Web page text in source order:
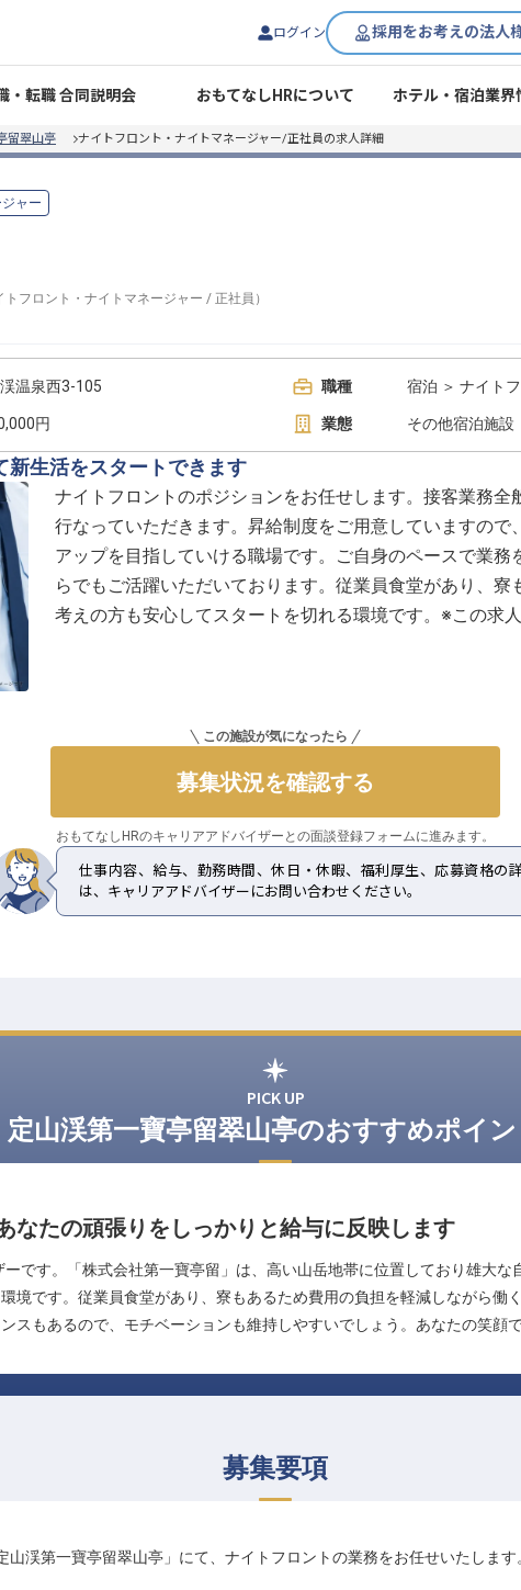
ログイン 採用をお考えの法人
・転職 合同説明会 おもてなしHRについて ホテル・宿泊業界
留翠山亭 ナイトフロント・ナイトマネージャー/正社員の求人詳細
ャー
トフロント・ナイトマネージャー / 正社員 ）
温泉西3-105 職種 宿泊 ＞ ナイト
円 業態 その他宿泊施設
新生活をスタートできます
ナイトフロントのポジションをお任せします。接客業務
行なっていただきます。昇給制度をご用意していますの
アップを目指していける職場です。ご自身のペースで業
らでもご活躍いただいております。従業員食堂があり、
考えの方も安心してスタートを切れる環境です。※この求
この施設が気になったら
募集状況を確認する
おもてなしHRのキャリアアドバイザーとの面談登録フォームに進みます。
仕事内容、給与、勤務時間、休日・休暇、福利厚生、応募資格の
は、キャリアアドバイザーにお問い合わせください。
PICK UP
定山渓第一寶亭留翠山亭のおすすめポイ
なたの頑張りをしっかりと給与に反映します
です。「株式会社第一寶亭留」は、高い山岳地帯に位置しており雄大
境です。従業員食堂があり、寮もあるため費用の負担を軽減しながら働
スもあるので、モチベーションも維持しやすいでしょう。あなたの笑顔
募集要項
定山渓第一寶亭留翠山亭」にて、ナイトフロントの業務をお任せいたします